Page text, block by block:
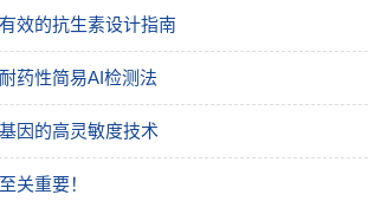
效的抗生素设计指南
药性简易AI检测法
因的高灵敏度技术
关重要！